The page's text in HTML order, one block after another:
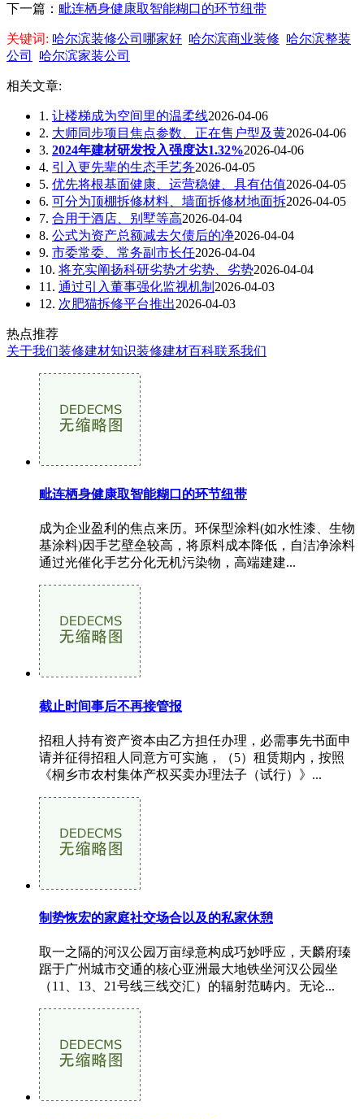
下一篇： 毗连栖身健康取智能糊口的环节纽带
关键词: 哈尔滨装修公司哪家好 哈尔滨商业装修 哈尔滨整装
公司
哈尔滨家装公司
相关文章:
1. 让楼梯成为空间里的温柔线2026-04-06
2. 大师同步项目焦点参数、正在售户型及黄2026-04-06
3. 2024年建材研发投入强度达1.32%2026-04-06
4. 引入更先辈的生态手艺务2026-04-05
5. 优先将根基面健康、运营稳健、具有估值2026-04-05
6. 可分为顶棚拆修材料、墙面拆修材地面拆2026-04-05
7. 合用于酒店、别墅等高2026-04-04
8. 公式为资产总额减去欠债后的净2026-04-04
9. 市委常委、常务副市长任2026-04-04
10. 将充实阐扬科研劣势才劣势、劣势2026-04-04
11. 通过引入董事强化监视机制 2026-04-03
12. 次肥猫拆修平台推出2026-04-03
热点推荐
关于我们装修建材知识装修建材百科联系我们
毗连栖身健康取智能糊口的环节纽带
成为企业盈利的焦点来历。环保型涂料(如水性漆、生物
基涂料)因手艺壁垒较高，将原料成本降低，自洁净涂料
通过光催化手艺分化无机污染物，高端建建...
截止时间事后不再接管报
招租人持有资产资本由乙方担任办理，必需事先书面申
请并征得招租人同意方可实施，（5）租赁期内，按照
《桐乡市农村集体产权买卖办理法子（试行）》...
制势恢宏的家庭社交场合以及的私家休憩
取一之隔的河汉公园万亩绿意构成巧妙呼应，天麟府瑧
踞于广州城市交通的核心亚洲最大地铁坐河汉公园坐
（11、13、21号线三线交汇）的辐射范畴内。无论...